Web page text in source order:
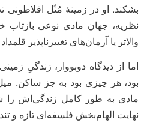
بشکند. او در زمینۀ مُثُل افلاطونی
نظریه، جهان مادی نوعی بازتاب
والاتر یا آرمان‌های تغییرناپذیر
اما از دیدگاه دوبووار، زندگیِ
بود، هر چیزی بود به جز ساکن.
مادی به طور کامل زندگی‌اش را
نهایت الهام‌بخش فلسفه‌ای تازه و